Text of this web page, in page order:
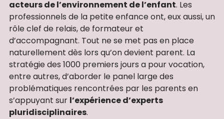
acteurs de l’environnement de l’enfant. Les
professionnels de la petite enfance ont, eux aussi, un
rôle clef de relais, de formateur et
d’accompagnant. Tout ne se met pas en place
naturellement dès lors qu’on devient parent. La
stratégie des 1000 premiers jours a pour vocation,
entre autres, d’aborder le panel large des
problématiques rencontrées par les parents en
s’appuyant sur l’expérience d’experts
pluridisciplinaires.